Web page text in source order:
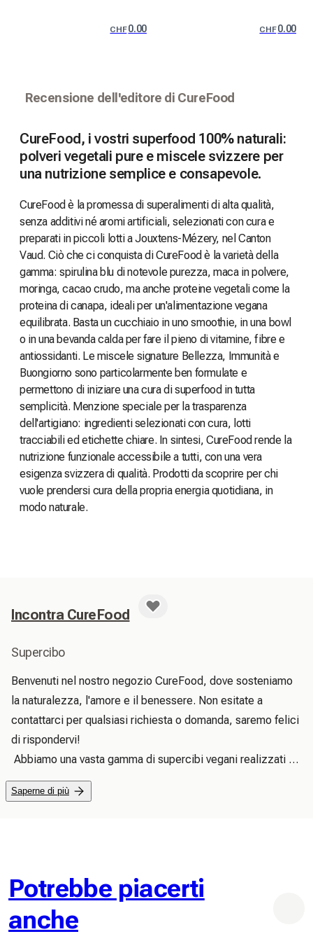
CHF0.00 CHF0.00
Recensione dell'editore di CureFood
CureFood, i vostri superfood 100% naturali:
polveri vegetali pure e miscele svizzere per
una nutrizione semplice e consapevole.
CureFood è la promessa di superalimenti di alta qualità,
senza additivi né aromi artificiali, selezionati con cura e
preparati in piccoli lotti a Jouxtens-Mézery, nel Canton
Vaud. Ciò che ci conquista di CureFood è la varietà della
gamma: spirulina blu di notevole purezza, maca in polvere,
moringa, cacao crudo, ma anche proteine vegetali come la
proteina di canapa, ideali per un'alimentazione vegana
equilibrata. Basta un cucchiaio in uno smoothie, in una bowl
o in una bevanda calda per fare il pieno di vitamine, fibre e
antiossidanti. Le miscele signature Bellezza, Immunità e
Buongiorno sono particolarmente ben formulate e
permettono di iniziare una cura di superfood in tutta
semplicità. Menzione speciale per la trasparenza
dell'artigiano: ingredienti selezionati con cura, lotti
tracciabili ed etichette chiare. In sintesi, CureFood rende la
nutrizione funzionale accessibile a tutti, con una vera
esigenza svizzera di qualità. Prodotti da scoprire per chi
vuole prendersi cura della propria energia quotidiana, in
modo naturale.
Incontra CureFood
Supercibo
Benvenuti nel nostro negozio CureFood, dove sosteniamo
la naturalezza, l'amore e il benessere. Non esitate a
contattarci per qualsiasi richiesta o domanda, saremo felici
di rispondervi!
Abbiamo una vasta gamma di supercibi vegani realizzati
con prodotti naturali, puri e di alta qualità al 100%.
Promettiamo di trovare e fornire prodotti unici e utili per il
pianeta e che possano essere accessibile a tutti.
Tutto è iniziato il giorno in cui ci siamo posti la domanda su
quale presente e quale futuro volessimo in questo mondo.
Che impatto abbiamo avuto su questa Terra. Qual è il nostro
Saperne di più
Potrebbe piacerti
anche